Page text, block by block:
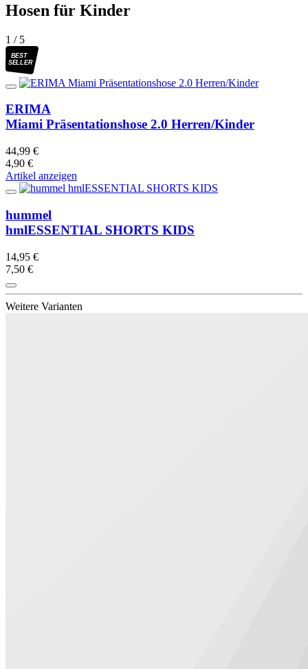
Hosen für Kinder
1 / 5
BEST
SELLER
ERIMA
Miami Präsentationshose 2.0 Herren/Kinder
44,99 €
4,90 €
Artikel anzeigen
hummel
hmlESSENTIAL SHORTS KIDS
14,95 €
7,50 €
Weitere Varianten